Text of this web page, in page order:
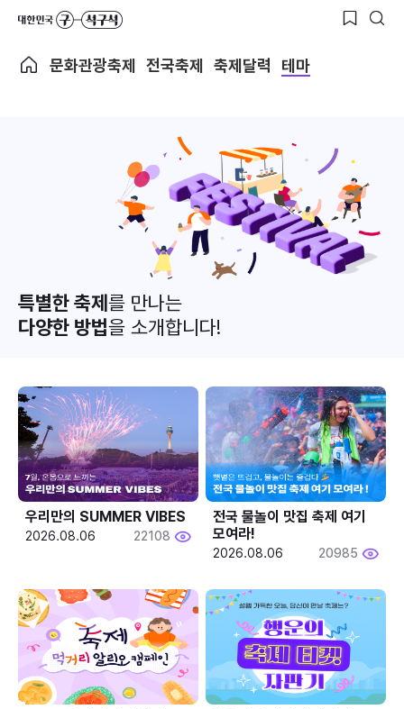
문화관광축제 전국축제 축제달력 테마
특별한 축제를 만나는
다양한 방법을 소개합니다!
우리만의 SUMMER VIBES
2026.08.06 22108
전국 물놀이 맛집 축제 여기
모여라!
2026.08.06 20985